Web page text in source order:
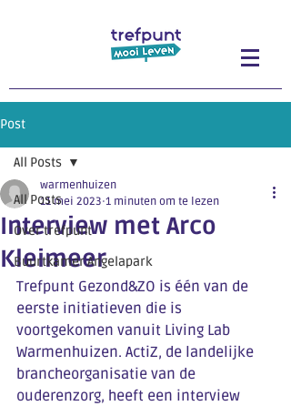
Post
All Posts
Over trefpunt
Buurtkamer Angelapark
All Posts
Interview met Arco
Kleimeer
warmenhuizen
11 mei 2023 1 minuten om te lezen
Trefpunt Gezond&ZO is één van de
eerste initiatieven die is
voortgekomen vanuit Living Lab
Warmenhuizen. ActiZ, de landelijke
brancheorganisatie van de
ouderenzorg, heeft een interview